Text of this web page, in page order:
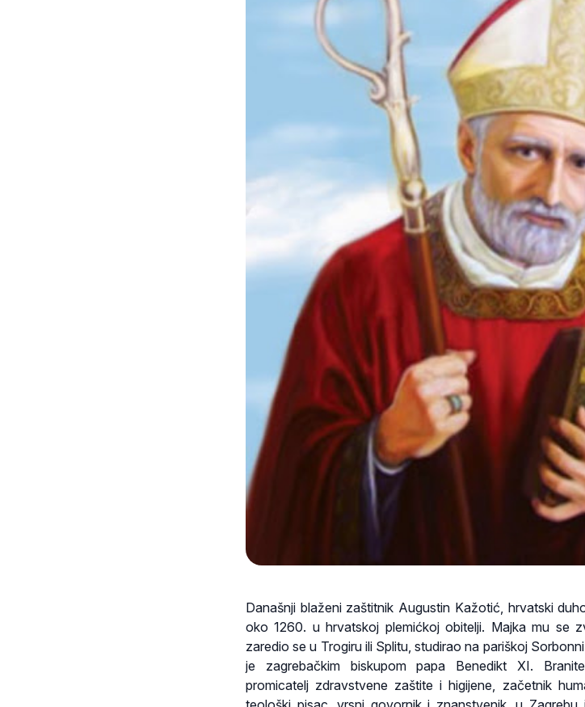
Današnji blaženi zaštitnik Augustin Kažotić, hrvatski
oko 1260. u hrvatskoj plemićkoj obitelji. Majka mu se
zaredio se u Trogiru ili Splitu, studirao na pariškoj
je zagrebačkim biskupom papa Benedikt XI.
promicatelj zdravstvene zaštite i higijene, začetnik